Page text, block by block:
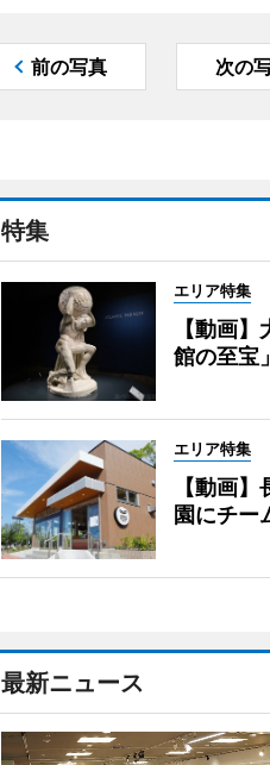
前の写真 次の
特集
エリア特集
【動画
館の至宝
エリア特集
【動画
園にチー
最新ニュース